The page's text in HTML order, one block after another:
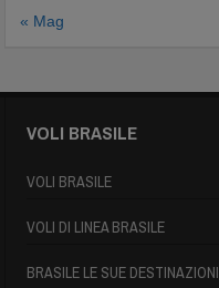
« Mag
VOLI BRASILE
VOLI BRASILE
VOLI DI LINEA BRASILE
BRASILE LE SUE DESTINAZIONI